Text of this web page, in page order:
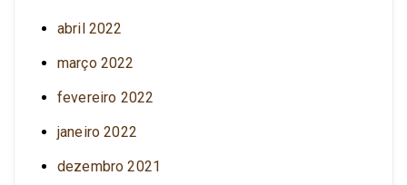
abril 2022
março 2022
fevereiro 2022
janeiro 2022
dezembro 2021